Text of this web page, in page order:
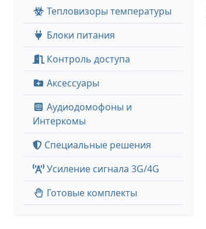
Тепловизоры температуры
Блоки питания
Контроль доступа
Аксессуары
Аудиодомофоны и
Интеркомы
Специальные решения
Усиление сигнала 3G/4G
Готовые комплекты